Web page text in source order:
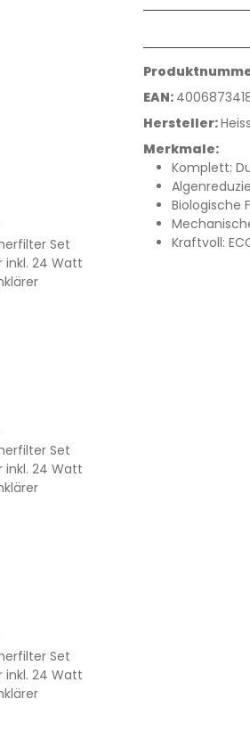
EAN:
Hersteller:
Merkmale:
Komplett:
Biologische
Kraftvoll: